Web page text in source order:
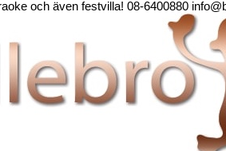
och även festvilla! 08-6400880